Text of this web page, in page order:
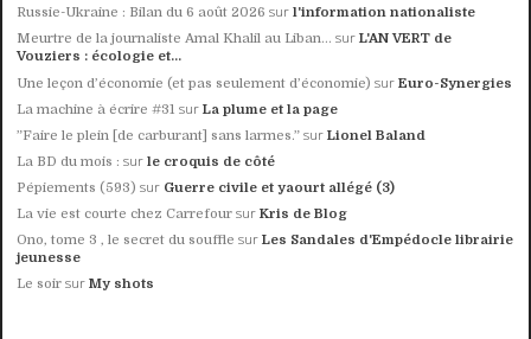
Russie-Ukraine : Bilan du 6 août 2026 surl'information nationaliste
Meurtre de la journaliste Amal Khalil au Liban... surL'AN VERT de
Vouziers : écologie et...
Une leçon d’économie (et pas seulement d’économie) surEuro-Synergies
La machine à écrire #31 surLa plume et la page
”Faire le plein [de carburant] sans larmes.” surLionel Baland
La BD du mois : surle croquis de côté
Pépiements (593) sur Guerre civile et yaourt allégé (3)
La vie est courte chez Carrefour surKris de Blog
Ono, tome 3 , le secret du souffle surLes Sandales d'Empédocle librairie
jeunesse
Le soir surMy shots